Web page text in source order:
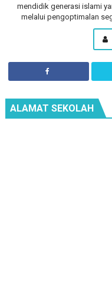
mendidik generasi islami
melalui pengoptimalan
ALAMAT SEKOLAH